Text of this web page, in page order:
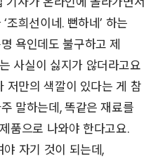
조희선이네. 뻔하네’ 하는
욕인데도 불구하고 제
사실이 싫지가 않더라고요
저만의 색깔이 있다는 게 참
말하는데, 똑같은 재료를
품으로 나와야 한다고요.
자기 것이 되는데,